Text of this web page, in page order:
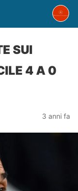
SUI
4 A 0
3 anni fa